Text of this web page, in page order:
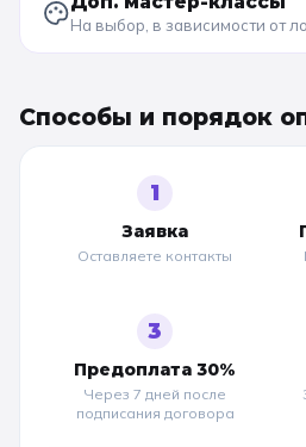
На выбор, в зависимости от
Способы и порядок
1
Заявка
Оставляете контакты
3
Предоплата 30%
Через 7 дней после
подписания договора